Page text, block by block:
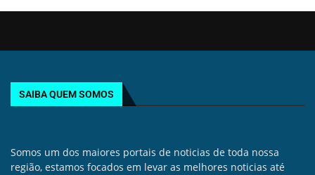
SAIBA QUEM SOMOS
Somos um dos maiores portais de noticias de toda nossa
região, estamos focados em levar as melhores noticias até